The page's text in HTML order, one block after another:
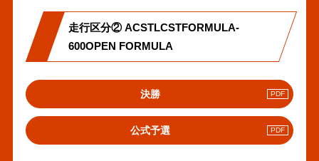
ン
ク
走行区分② ACSTLCSTFORMULA-
600OPEN FORMULA
決勝PDF
へ
の
リ
ン
公式予選PDF
へ